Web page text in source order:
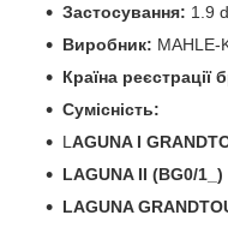
Застосування: 1.9
Виробник: MAHLE-
Країна реєстрації
Сумісність:
L AGUNA I
LAGUNA II (BG0/1_)
LAGUNA